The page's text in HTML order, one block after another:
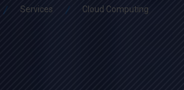
Services Cloud Computing